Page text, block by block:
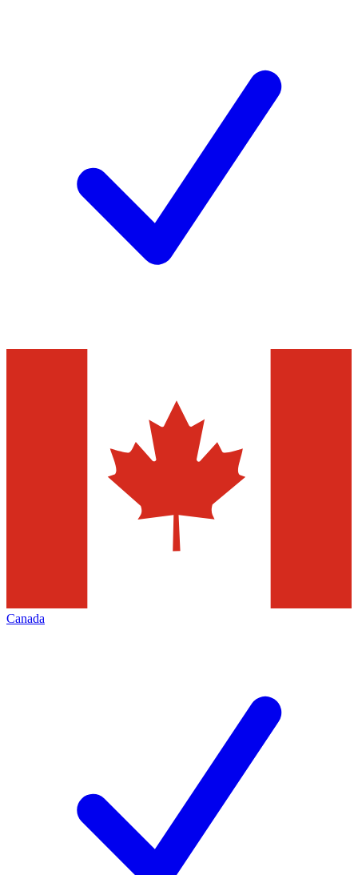
Canada